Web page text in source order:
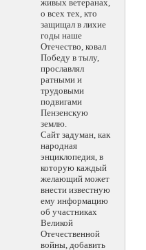
живых ветеранах,
о всех тех, кто
защищал в лихие
годы наше
Отечество, ковал
Победу в тылу,
прославлял
ратными и
трудовыми
подвигами
Пензенскую
землю.
Сайт задуман, как
народная
энциклопедия, в
которую каждый
желающий может
внести известную
ему информацию
об участниках
Великой
Отечественной
войны, добавить